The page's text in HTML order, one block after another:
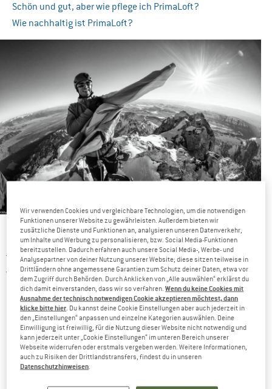
Schön und gut, aber wie pflege ich PrimaLoft?
Wie nachhaltig ist PrimaLoft?
Primaloft – ein Ersatz für Daune? Foto:Black Diamond
Hochwertige Daune ist das Non plus ultra, wenn es um Schutz
vor Kälte bei kalten und trockenen Temperaturen geht. Aber
was, wenn es andauernd regnet, und die Klamotten ständig
nass werden? Oder wenn man dann doch die Isolationsschicht
in der Pause vollschwitzt, weil der Aufstieg gerade so
unglaublich anstrengend war? Die Daune gerät da schnell an
ihre Grenzen – denn wird sie feucht oder gar nass, büßt sie
einen großen Teil ihrer Bauschkraft und damit auch ihrer
Isolationswirkung ein.
Wir verwenden Cookies und vergleichbare Technologien, um die notwendigen
Funktionen unserer Website zu gewährleisten. Außerdem bieten wir
zusätzliche Dienste und Funktionen an, analysieren unseren Datenverkehr,
um Inhalte und Werbung zu personalisieren, bzw. Social Media-Funktionen
bereitzustellen. Dadurch erfahren auch unsere Social Media-, Werbe- und
Analysepartner von deiner Nutzung unserer Website; diese sitzen teilweise in
Drittländern ohne angemessene Garantien zum Schutz deiner Daten, etwa vor
dem Zugriff durch Behörden. Durch Anklicken von „Alle auswählen“ erklärst du
dich damit einverstanden, dass wir so verfahren.Wenn du keine Cookies mit
Ausnahme der technisch notwendigen Cookie akzeptieren möchtest, dann
klicke bitte hier . Du kannst deine Cookie Einstellungen aber auch jederzeit in
den „Einstellungen“ anpassen und einzelne Kategorien auswählen. Deine
Einwilligung ist freiwillig, für die Nutzung dieser Website nicht notwendig und
kann jederzeit unter „Cookie Einstellungen“ im unteren Bereich unserer
Webseite widerrufen oder erstmals vergeben werden. Weitere Informationen,
auch zu Risiken der Drittlandstransfers, findest du in unseren
Datenschutzhinweisen